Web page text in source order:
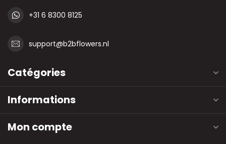
+31 6 8300 8125
support@b2bflowers.nl
Catégories
Informations
Mon compte